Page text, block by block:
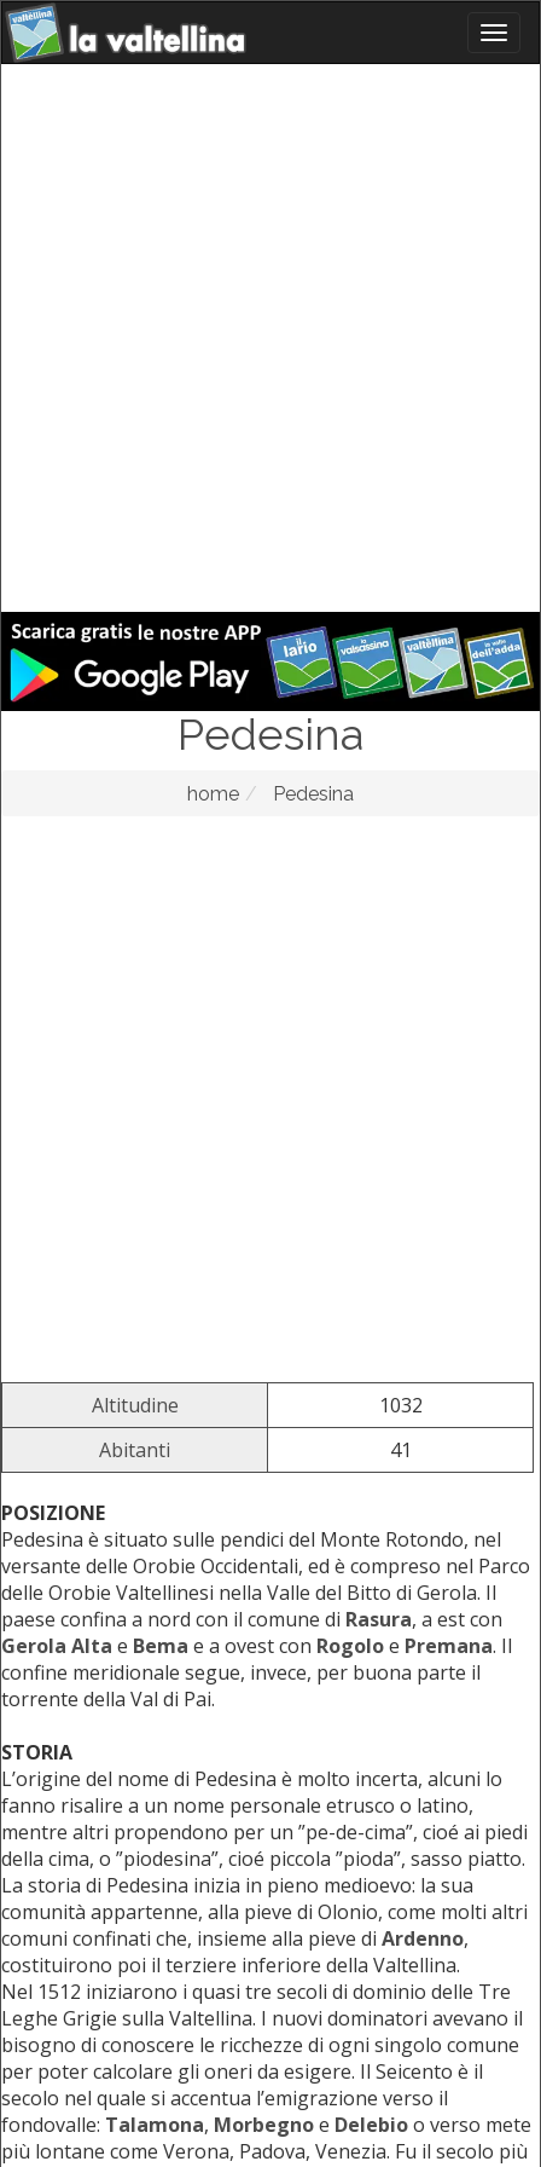
Pedesina
home Pedesina
Altitudine
1032
Abitanti
41
POSIZIONE
Pedesina è situato sulle pendici del Monte Rotondo, nel
versante delle Orobie Occidentali, ed è compreso nel Parco
delle Orobie Valtellinesi nella Valle del Bitto di Gerola. Il
paese confina a nord con il comune di Rasura, a est con
Gerola Alta e Bema e a ovest con Rogoloe Premana. Il
confine meridionale segue, invece, per buona parte il
torrente della Val di Pai.
STORIA
L’origine del nome di Pedesina è molto incerta, alcuni lo
fanno risalire a un nome personale etrusco o latino,
mentre altri propendono per un ”pe-de-cima”, cioé ai piedi
della cima, o ”piodesina”, cioé piccola ”pioda”, sasso piatto.
La storia di Pedesina inizia in pieno medioevo: la sua
comunità appartenne, alla pieve di Olonio, come molti altri
comuni confinati che, insieme alla pieve di Ardenno,
costituirono poi il terziere inferiore della Valtellina.
Nel 1512 iniziarono i quasi tre secoli di dominio delle Tre
Leghe Grigie sulla Valtellina. I nuovi dominatori avevano il
bisogno di conoscere le ricchezze di ogni singolo comune
per poter calcolare gli oneri da esigere. Il Seicento è il
secolo nel quale si accentua l’emigrazione verso il
fondovalle: Talamona, Morbegnoe Delebioo verso mete
più lontane come Verona, Padova, Venezia. Fu il secolo più